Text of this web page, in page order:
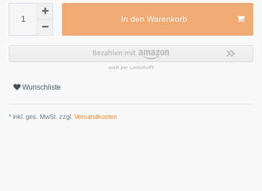
In den Warenkorb
Wunschliste
* inkl. ges. MwSt. zzgl. Versandkosten